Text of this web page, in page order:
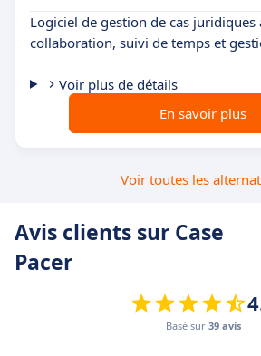
Logiciel de gestion de cas juridiques
collaboration, suivi de temps et
Voir plus de détails
En savoir plus
Voir toutes les
Avis clients sur Case
Pacer
Basé sur 39 avis